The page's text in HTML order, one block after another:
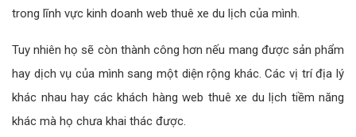
trong lĩnh vực kinh doanh web thuê xe du lịch của mình.
Tuy nhiên họ sẽ còn thành công hơn nếu mang được sản phẩm
hay dịch vụ của mình sang một diện rộng khác. Các vị trí địa lý
khác nhau hay các khách hàng web thuê xe du lịch tiềm năng
khác mà họ chưa khai thác được.